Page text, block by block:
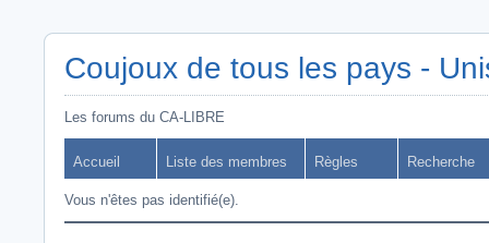
Coujoux de tous les pays -
Les forums du CA-LIBRE
Accueil Liste des membres Règles Recherche
Vous n'êtes pas identifié(e).